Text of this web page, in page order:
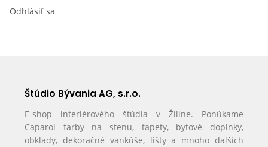
Odhlásiť sa
Štúdio Bývania AG, s.r.o.
E-shop interiérového štúdia v Žiline. Ponúkame
Caparol farby na stenu, tapety, bytové doplnky,
obklady, dekoračné vankúše, lišty a mnoho ďalších